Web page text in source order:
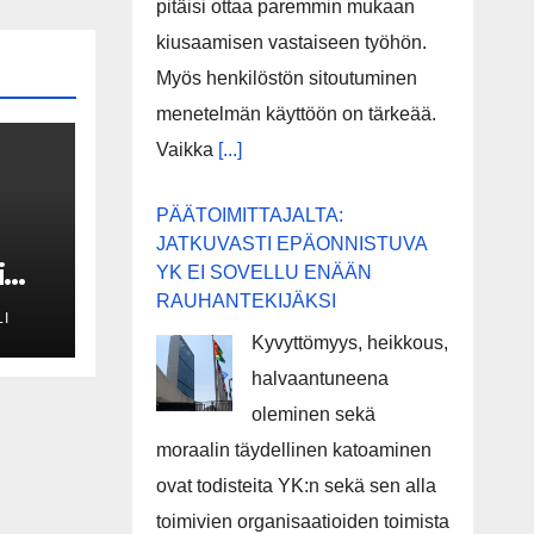
pitäisi ottaa paremmin mukaan
kiusaamisen vastaiseen työhön.
Myös henkilöstön sitoutuminen
menetelmän käyttöön on tärkeää.
Vaikka [...]
PÄÄTOIMITTAJALTA:
JATKUVASTI EPÄONNISTUVA
YK EI SOVELLU ENÄÄN
RAUHANTEKIJÄKSI
Kyvyttömyys, heikkous,
halvaantuneena
oleminen sekä
moraalin täydellinen katoaminen
ovat todisteita YK:n sekä sen alla
toimivien organisaatioiden toimista